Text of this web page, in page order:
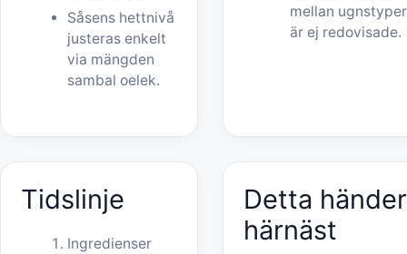
Såsens hettnivå
justeras enkelt
via mängden
sambal oelek.
mellan ugnstyper
är ej redovisade.
Tidslinje
Ingredienser
Detta händer
härnäst